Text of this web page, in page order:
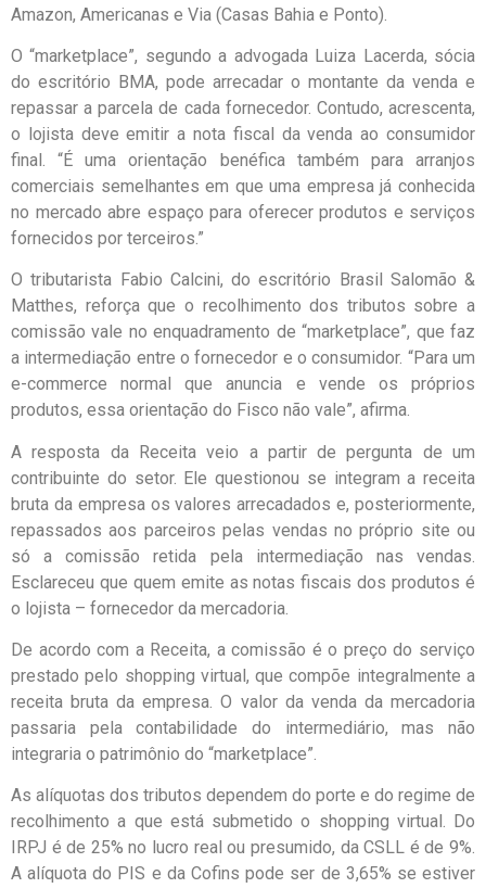
Amazon, Americanas e Via (Casas Bahia e Ponto).
O “marketplace”, segundo a advogada Luiza Lacerda, sócia
do escritório BMA, pode arrecadar o montante da venda e
repassar a parcela de cada fornecedor. Contudo, acrescenta,
o lojista deve emitir a nota fiscal da venda ao consumidor
final. “É uma orientação benéfica também para arranjos
comerciais semelhantes em que uma empresa já conhecida
no mercado abre espaço para oferecer produtos e serviços
fornecidos por terceiros.”
O tributarista Fabio Calcini, do escritório Brasil Salomão &
Matthes, reforça que o recolhimento dos tributos sobre a
comissão vale no enquadramento de “marketplace”, que faz
a intermediação entre o fornecedor e o consumidor. “Para um
e-commerce normal que anuncia e vende os próprios
produtos, essa orientação do Fisco não vale”, afirma.
A resposta da Receita veio a partir de pergunta de um
contribuinte do setor. Ele questionou se integram a receita
bruta da empresa os valores arrecadados e, posteriormente,
repassados aos parceiros pelas vendas no próprio site ou
só a comissão retida pela intermediação nas vendas.
Esclareceu que quem emite as notas fiscais dos produtos é
o lojista – fornecedor da mercadoria.
De acordo com a Receita, a comissão é o preço do serviço
prestado pelo shopping virtual, que compõe integralmente a
receita bruta da empresa. O valor da venda da mercadoria
passaria pela contabilidade do intermediário, mas não
integraria o patrimônio do “marketplace”.
As alíquotas dos tributos dependem do porte e do regime de
recolhimento a que está submetido o shopping virtual. Do
IRPJ é de 25% no lucro real ou presumido, da CSLL é de 9%.
A alíquota do PIS e da Cofins pode ser de 3,65% se estiver